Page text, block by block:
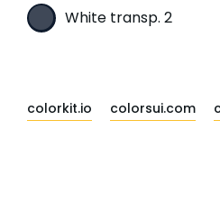
White transp. 2
colorkit.io colorsui.com